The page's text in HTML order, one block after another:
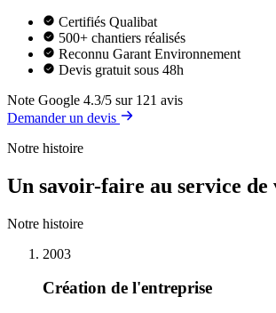
Certifiés Qualibat
500+ chantiers réalisés
Reconnu Garant Environnement
Devis gratuit sous 48h
Note Google 4.3/5 sur 121 avis
Demander un devis
Notre histoire
Un savoir-faire au service de
Notre histoire
2003
Création de l'entreprise